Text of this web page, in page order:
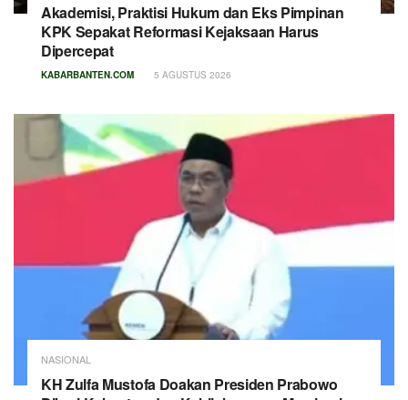
Akademisi, Praktisi Hukum dan Eks Pimpinan
KPK Sepakat Reformasi Kejaksaan Harus
Dipercepat
KABARBANTEN.COM 5 AGUSTUS 2026
NASIONAL
KH Zulfa Mustofa Doakan Presiden Prabowo